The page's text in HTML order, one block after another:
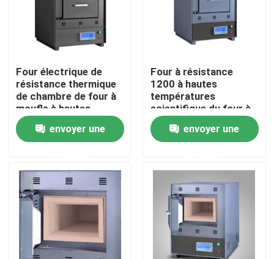
Produits
Four de séchage industriel
Incubateur thermostatique
Incubateur de refroidissement
Chambre d'humidité de la température
Chambre climatique
Four électrique de
résistance thermique
de chambre de four à
moufle à hautes
températures de
laboratoireenvoyer une
Four à résistance
1200 à hautes
températures
scientifique du four à
moufle C
envoyer une